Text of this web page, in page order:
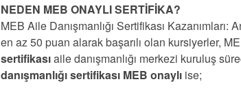
NEDEN MEB ONAYLI SERTİFİKA?
MEB Aile Danışmanlığı Sertifikası
en az 50 puan alarak başarılı olan kursiyerler,
sertifikasıaile danışmanlığı merkezi kuruluş
danışmanlığı sertifikası MEB onaylı ise;